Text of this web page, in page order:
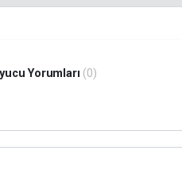
Yorumları (0)